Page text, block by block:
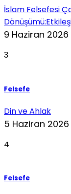
İslam Felsefesi
9 Haziran 2026
3
Felsefe
Din ve Ahlak
5 Haziran 2026
4
Felsefe